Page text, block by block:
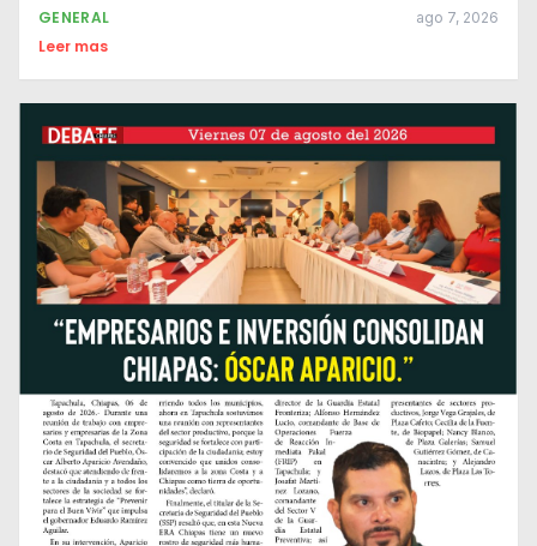
GENERAL ago 7, 2026
Leer mas